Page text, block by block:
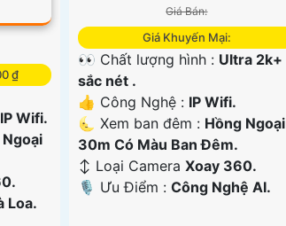
₫
IP Wifi.
Loa.
Giá Bán:
Giá Khuyến Mại:
👀 Chất lượng hình : Ultra 2k+
sắc nét .
👍 Công Nghệ : IP Wifi.
🌜 Xem ban đêm : Hồng Ngoại
30m Có Màu Ban Ðêm.
↕️ Loại Camera Xoay 360.
️🎙 Ưu Điểm : Công Nghệ AI.